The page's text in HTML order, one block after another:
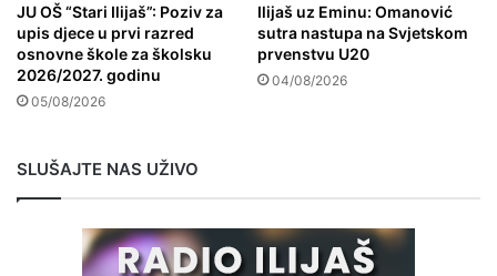
JU OŠ “Stari Ilijaš”: Poziv za
upis djece u prvi razred
osnovne škole za školsku
2026/2027. godinu
05/08/2026
Ilijaš uz Eminu: Omanović
sutra nastupa na Svjetskom
prvenstvu U20
04/08/2026
SLUŠAJTE NAS UŽIVO